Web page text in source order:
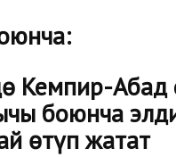
Кемпир-Абад
боюнча
өтүп жатат